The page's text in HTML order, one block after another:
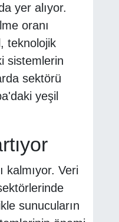
yer alıyor.
oranı
teknolojik
sistemlerin
sektörü
yeşil
kalmıyor. Veri
sunucuların